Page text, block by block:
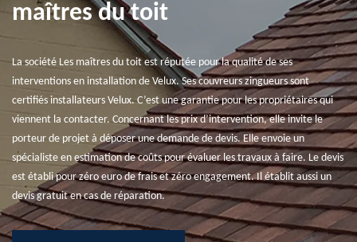
maîtres du toit
La société Les maîtres du toit est réputée pour la qualité de ses
interventions en installation de Velux. Ses couvreurs zingueurs sont
certifiés installateurs Velux. C’est une garantie pour les propriétaires qui
viennent la contacter. Concernant les prix d’intervention, elle invite le
porteur de projet à déposer une demande de devis. Elle envoie un
spécialiste en estimation de coûts pour évaluer les travaux à faire. Le devis
est établi pour zéro euro de frais et zéro engagement. Il établit aussi un
devis gratuit en cas de réparation.